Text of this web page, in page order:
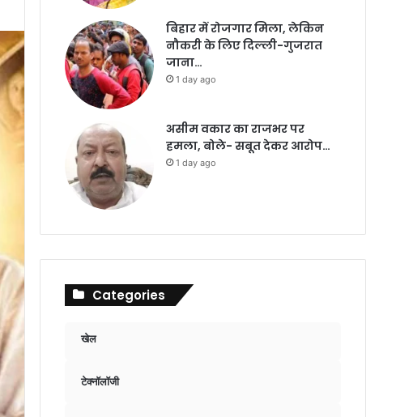
बिहार में रोजगार मिला, लेकिन
नौकरी के लिए दिल्ली-गुजरात
जाना…
1 day ago
असीम वकार का राजभर पर
हमला, बोले- सबूत देकर आरोप…
1 day ago
Categories
खेल
टेक्नॉलॉजी